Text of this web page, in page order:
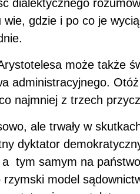
dialektycznego
wie, gdzie i po co je
może także
administracyjnego.
najmniej z trzech
ale trwały w
dyktator
tym samym na
model